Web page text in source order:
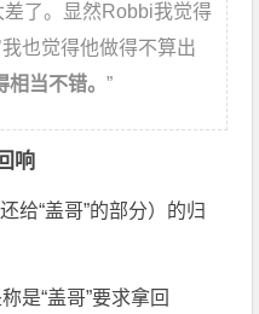
了。显然Robbi我觉得
也觉得他做得不算出
相当不错。”
响
还给“盖哥”的部分）的归
是“盖哥”要求拿回